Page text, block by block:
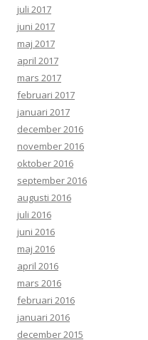
juli 2017
juni 2017
maj 2017
april 2017
mars 2017
februari 2017
januari 2017
december 2016
november 2016
oktober 2016
september 2016
augusti 2016
juli 2016
juni 2016
maj 2016
april 2016
mars 2016
februari 2016
januari 2016
december 2015